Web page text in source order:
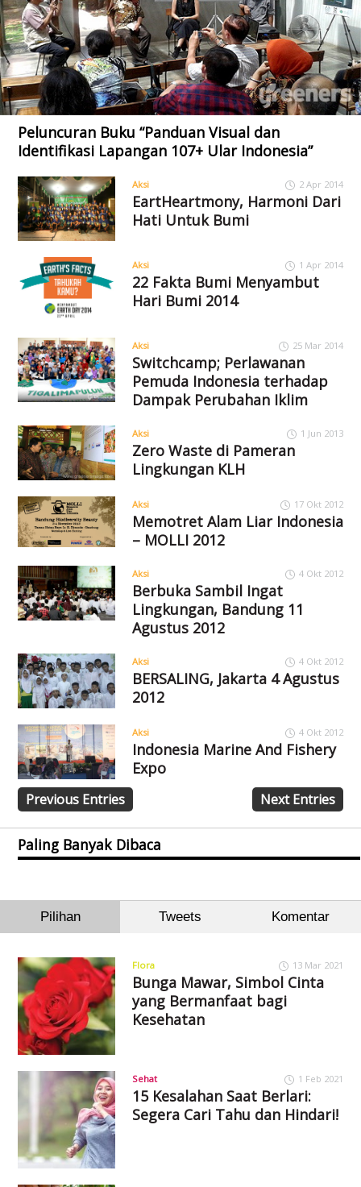
Peluncuran Buku “Panduan Visual dan
Identifikasi Lapangan 107+ Ular Indonesia”
Aksi 2 Apr 2014
EartHeartmony, Harmoni Dari
Hati Untuk Bumi
Aksi 1 Apr 2014
22 Fakta Bumi Menyambut
Hari Bumi 2014
Aksi 25 Mar 2014
Switchcamp; Perlawanan
Pemuda Indonesia terhadap
Dampak Perubahan Iklim
Aksi 1 Jun 2013
Zero Waste di Pameran
Lingkungan KLH
Aksi 17 Okt 2012
Memotret Alam Liar Indonesia
– MOLLI 2012
Aksi 4 Okt 2012
Berbuka Sambil Ingat
Lingkungan, Bandung 11
Agustus 2012
Aksi 4 Okt 2012
BERSALING, Jakarta 4 Agustus
2012
Aksi 4 Okt 2012
Indonesia Marine And Fishery
Expo
Previous Entries Next Entries
Paling Banyak Dibaca
Pilihan Tweets Komentar
Flora 13 Mar 2021
Bunga Mawar, Simbol Cinta
yang Bermanfaat bagi
Kesehatan
Sehat 1 Feb 2021
15 Kesalahan Saat Berlari:
Segera Cari Tahu dan Hindari!